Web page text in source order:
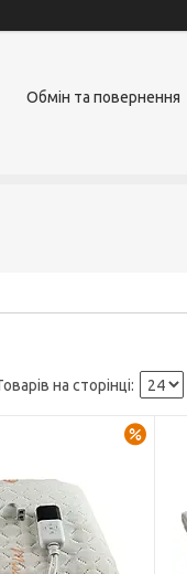
Обмін та повернення